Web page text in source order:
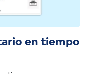
en tiempo